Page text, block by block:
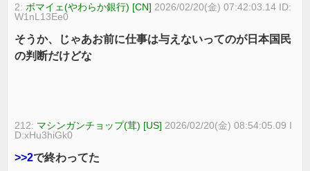
2: ボマイェ(やわらか銀行) [CN] 2026/02/20(金) 07:42:03.14 ID:
W1nL13Ee0
そうか、じゃあお前に仕事は与えないってのが日本国民
の判断だけどな
212: マシンガンチョップ(茸) [US] 2026/02/20(金) 08:54:05.09 I
D:xHu3hiGk0
>>2で終わってた